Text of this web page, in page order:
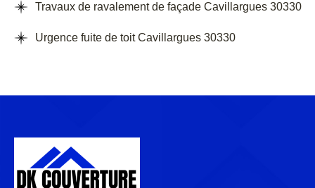
Travaux de ravalement de façade Cavillargues 30330
Urgence fuite de toit Cavillargues 30330